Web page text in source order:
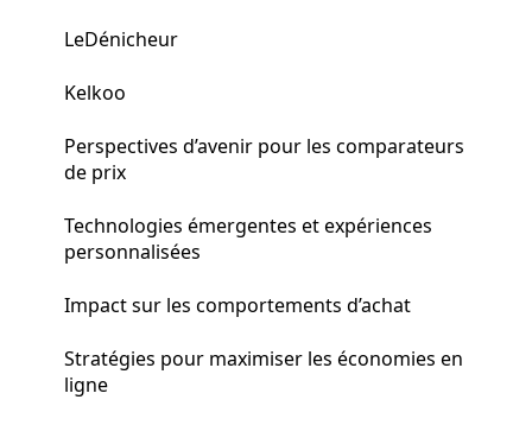
LeDénicheur
Kelkoo
Perspectives d’avenir pour les comparateurs
de prix
Technologies émergentes et expériences
personnalisées
Impact sur les comportements d’achat
Stratégies pour maximiser les économies en
ligne